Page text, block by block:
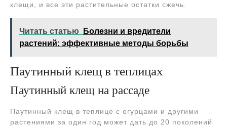
клещи, и все эти растительные остатки сжечь.
Читать статью
Болезни и вредители
растений: эффективные методы борьбы
Паутинный клещ в теплицах
Паутинный клещ на рассаде
Паутинный клещ в теплице с огурцами и другими
растениями за один год может дать до 20 поколений